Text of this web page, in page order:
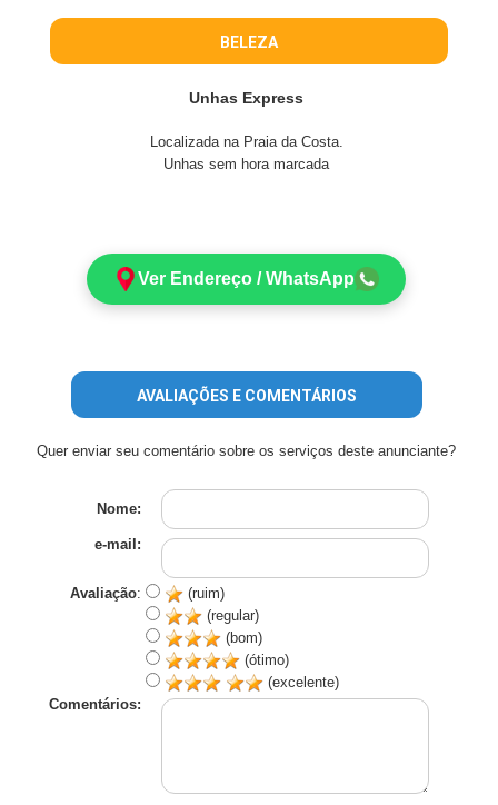
BELEZA
Unhas Express
Localizada na Praia da Costa.
Unhas sem hora marcada
Ver Endereço / WhatsApp
AVALIAÇÕES E COMENTÁRIOS
Quer enviar seu comentário sobre os serviços deste anunciante?
Nome:
e-mail:
Avaliação:
(ruim)
(regular)
(bom)
(ótimo)
(excelente)
Comentários: